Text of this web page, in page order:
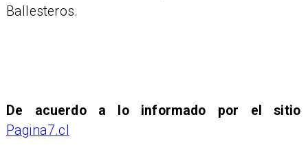
Ballesteros.
De acuerdo a lo informado por el sitio
Pagina7.cl